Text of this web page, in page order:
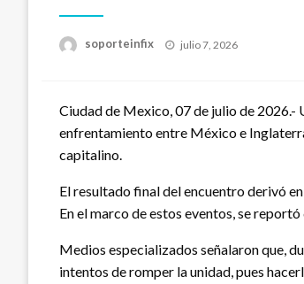
soporteinfix
Publicado
julio 7, 2026
Ciudad de Mexico, 07 de julio de 2026.-
enfrentamiento entre México e
capitalino.
El resultado final del encuentro derivó
En el marco de estos eventos, se
Medios especializados señalaron que,
intentos de romper la unidad, pues